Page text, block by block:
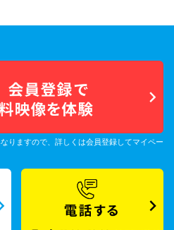
りますので、詳しくは会員登録してマイペー